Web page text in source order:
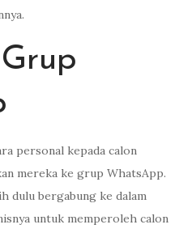
personal kepada calon
mereka ke grup WhatsApp.
dulu bergabung ke dalam
untuk memperoleh calon